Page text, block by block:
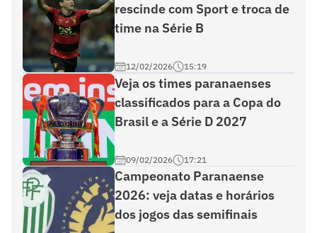
rescinde com Sport e troca de
time na Série B
12/02/2026 15:19
Veja os times paranaenses
classificados para a Copa do
Brasil e a Série D 2027
09/02/2026 17:21
Campeonato Paranaense
2026: veja datas e horários
dos jogos das semifinais